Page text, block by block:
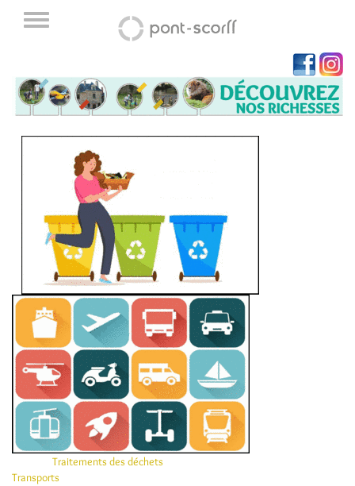
Traitements des déchets
Transports